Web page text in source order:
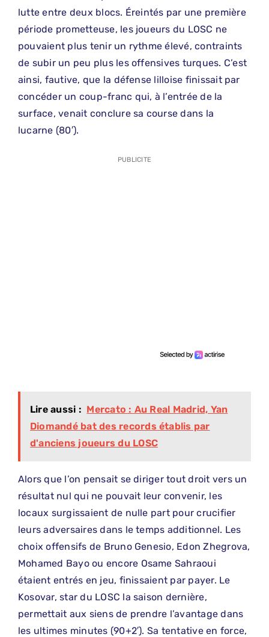
lutte entre deux blocs. Éreintés par une première
période prometteuse, les joueurs du LOSC ne
pouvaient plus tenir un rythme élevé, contraints
de subir un peu plus les offensives turques. C’est
ainsi, fautive, que la défense lilloise finissait par
concéder un coup-franc qui, à l’entrée de la
surface, venait conclure sa course dans la
lucarne (80′).
PUBLICITE
Lire aussi : Mercato : Au Real Madrid, Yan
Diomandé bat des records établis par
d'anciens joueurs du LOSC
Alors que l’on pensait se diriger tout droit vers un
résultat nul qui ne pouvait leur convenir, les
locaux surgissaient de nulle part pour crucifier
leurs adversaires dans le temps additionnel. Les
choix offensifs de Bruno Genesio, Edon Zhegrova,
Mohamed Bayo ou encore Osame Sahraoui
étaient entrés en jeu, finissaient par payer. Le
Kosovar, star du LOSC la saison dernière,
permettait aux siens de prendre l’avantage dans
les ultimes minutes (90+2′). Sa tentative en force,